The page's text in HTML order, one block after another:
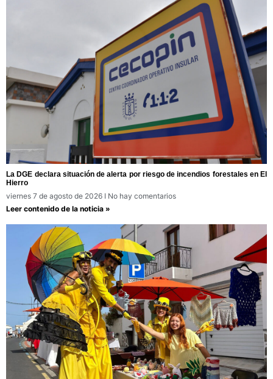
La DGE declara situación de alerta por riesgo de incendios forestales en El
Hierro
viernes 7 de agosto de 2026
No hay comentarios
Leer contenido de la noticia »